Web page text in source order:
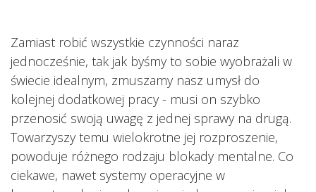
Zamiast robić wszystkie czynności naraz
jednocześnie, tak jak byśmy to sobie wyobrażali w
świecie idealnym, zmuszamy nasz umysł do
kolejnej dodatkowej pracy - musi on szybko
przenosić swoją uwagę z jednej sprawy na drugą.
Towarzyszy temu wielokrotne jej rozproszenie,
powoduje różnego rodzaju blokady mentalne. Co
ciekawe, nawet systemy operacyjne w